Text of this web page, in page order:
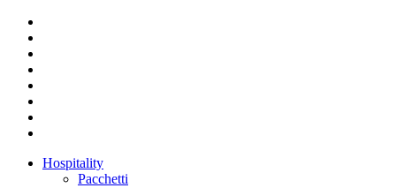
Hospitality
Pacchetti